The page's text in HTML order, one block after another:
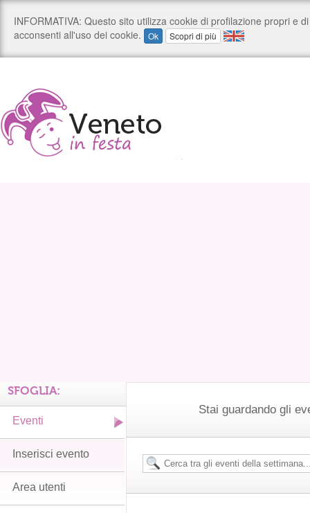
Stai guardando gli
SFOGLIA:
Eventi
Inserisci evento
Area utenti